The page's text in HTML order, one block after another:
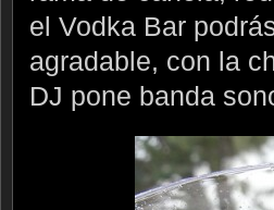
el Vodka Bar
agradable, con la
DJ pone banda